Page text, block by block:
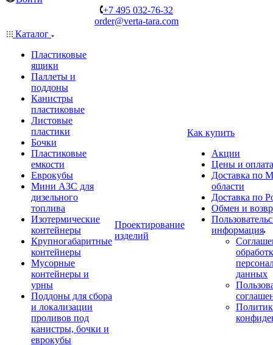
+7 495 032-76-32
order@verta-tara.com
Каталог
Пластиковые
ящики
Паллеты и
поддоны
Канистры
пластиковые
Листовые
пластики
Бочки
Пластиковые
емкости
Еврокубы
Мини АЗС для
дизельного
топлива
Изотермические
контейнеры
Крупногабаритные
контейнеры
Мусорные
контейнеры и
урны
Поддоны для сбора
и локализации
проливов под
канистры, бочки и
еврокубы
Проектирование
изделий
Как купить
Акции
Цены и оплата
Доставка по
области
Доставка по
Обмен и
информация
данных